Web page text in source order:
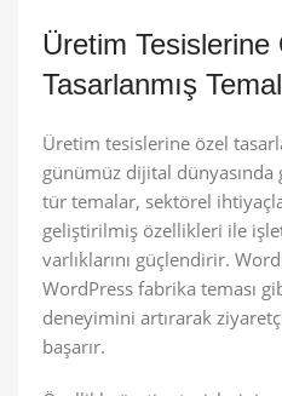
Üretim Tesislerine
Tasarlanmış
Üretim tesislerine özel
günümüz dijital dünyasında
tür temalar, sektörel
geliştirilmiş özellikleri ile
varlıklarını güçlendirir.
WordPress fabrika teması
deneyimini artırarak
başarır.